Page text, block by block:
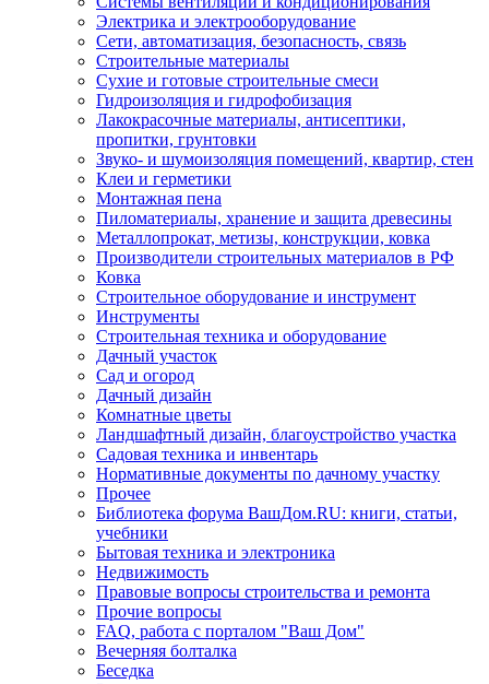
Электрика и электрооборудование
Сети, автоматизация, безопасность, связь
Строительные материалы
Сухие и готовые строительные смеси
Гидроизоляция и гидрофобизация
Лакокрасочные материалы, антисептики,
пропитки, грунтовки
Звуко- и шумоизоляция помещений, квартир, стен
Клеи и герметики
Монтажная пена
Пиломатериалы, хранение и защита древесины
Металлопрокат, метизы, конструкции, ковка
Производители строительных материалов в РФ
Ковка
Строительное оборудование и инструмент
Инструменты
Строительная техника и оборудование
Дачный участок
Сад и огород
Дачный дизайн
Комнатные цветы
Ландшафтный дизайн, благоустройство участка
Садовая техника и инвентарь
Нормативные документы по дачному участку
Прочее
Библиотека форума ВашДом.RU: книги, статьи,
учебники
Бытовая техника и электроника
Недвижимость
Правовые вопросы строительства и ремонта
Прочие вопросы
FAQ, работа с порталом "Ваш Дом"
Вечерняя болталка
Беседка